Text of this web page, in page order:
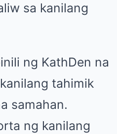
sa kanilang
ng KathDen na
tahimik
samahan.
ng kanilang